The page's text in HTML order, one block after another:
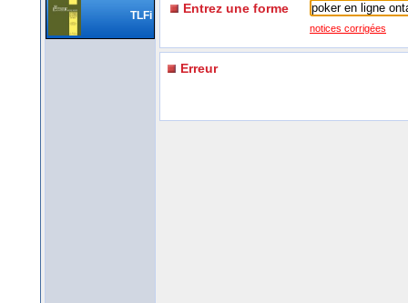
TLFi Entrez une forme
notices corrigées
Erreur